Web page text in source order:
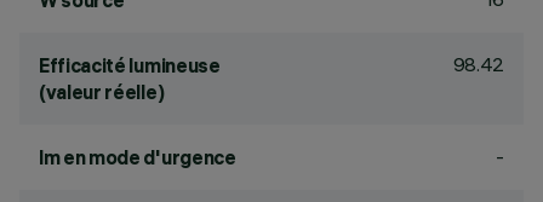
Efficacité lumineuse
(valeur réelle)
98.42
lm en mode d'urgence -